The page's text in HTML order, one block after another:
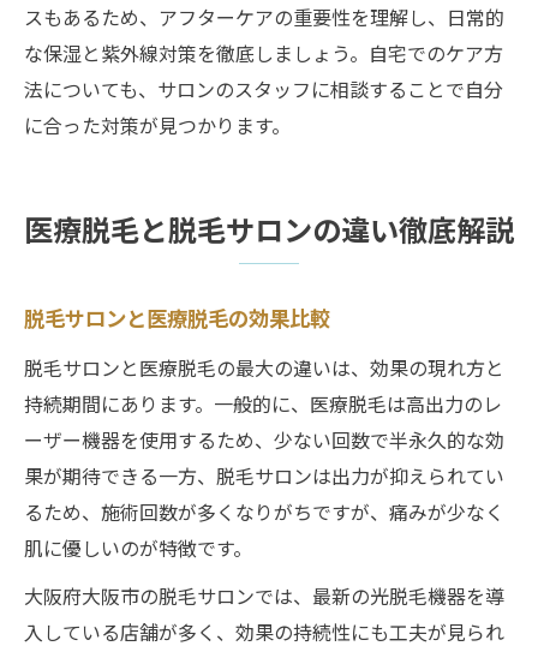
スもあるため、アフターケアの重要性を理解し、日常的
な保湿と紫外線対策を徹底しましょう。自宅でのケア方
法についても、サロンのスタッフに相談することで自分
に合った対策が見つかります。
医療脱毛と脱毛サロンの違い徹底解説
脱毛サロンと医療脱毛の効果比較
脱毛サロンと医療脱毛の最大の違いは、効果の現れ方と
持続期間にあります。一般的に、医療脱毛は高出力のレ
ーザー機器を使用するため、少ない回数で半永久的な効
果が期待できる一方、脱毛サロンは出力が抑えられてい
るため、施術回数が多くなりがちですが、痛みが少なく
肌に優しいのが特徴です。
大阪府大阪市の脱毛サロンでは、最新の光脱毛機器を導
入している店舗が多く、効果の持続性にも工夫が見られ